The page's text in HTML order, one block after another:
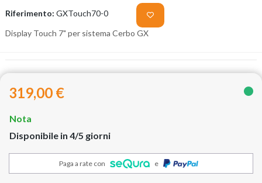
Riferimento: GXTouch70-0
Display Touch 7" per sistema Cerbo GX
319,00 €
Nota
Disponibile in 4/5 giorni
Paga a rate con e